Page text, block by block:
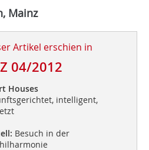
Mainz
Artikel erschien in
04/2012
Houses
intelligent,
Besuch in der